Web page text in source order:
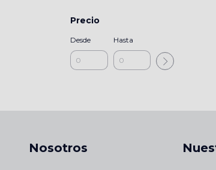
Precio
Desde Hasta
Nosotros